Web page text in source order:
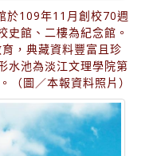
於109年11月創校70週
史館、二樓為紀念館。
，典藏資料豐富且珍
水池為淡江文理學院第
（圖／本報資料照片）